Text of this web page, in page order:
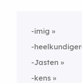
-imig
-
-Jasten
-kens